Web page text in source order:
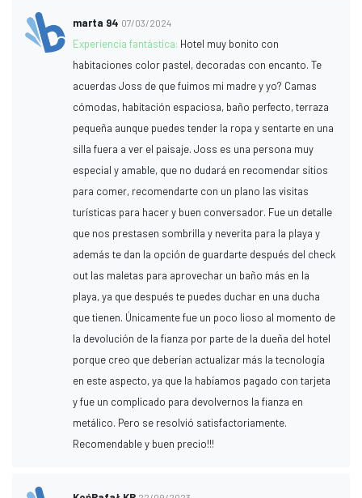
marta 94 07/03/2024
Experiencia fantástica: Hotel muy bonito con
habitaciones color pastel, decoradas con encanto. Te
acuerdas Joss de que fuimos mi madre y yo? Camas
cómodas, habitación espaciosa, baño perfecto, terraza
pequeña aunque puedes tender la ropa y sentarte en una
silla fuera a ver el paisaje. Joss es una persona muy
especial y amable, que no dudará en recomendar sitios
para comer, recomendarte con un plano las visitas
turísticas para hacer y buen conversador. Fue un detalle
que nos prestasen sombrilla y neverita para la playa y
además te dan la opción de guardarte después del check
out las maletas para aprovechar un baño más en la
playa, ya que después te puedes duchar en una ducha
que tienen. Únicamente fue un poco lioso al momento de
la devolución de la fianza por parte de la dueña del hotel
porque creo que deberían actualizar más la tecnología
en este aspecto, ya que la habíamos pagado con tarjeta
y fue un complicado para devolvernos la fianza en
metálico. Pero se resolvió satisfactoriamente.
Recomendable y buen precio!!!